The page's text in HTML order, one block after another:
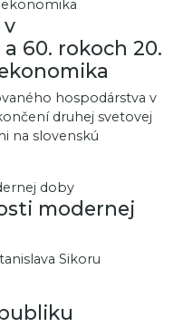
v
60. rokoch 20.
hospodárstva v
druhej svetovej
na slovenskú
modernej
Sikoru